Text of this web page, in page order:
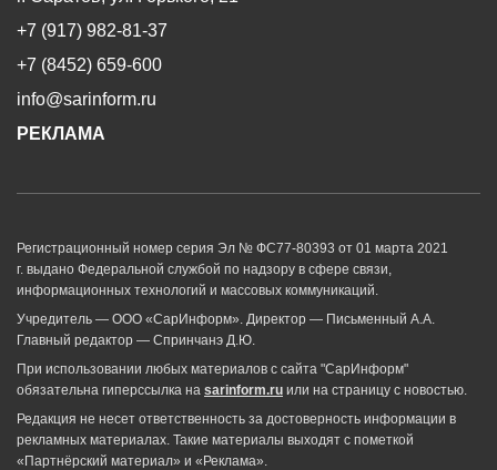
+7 (917) 982-81-37
+7 (8452) 659-600
info@sarinform.ru
РЕКЛАМА
Регистрационный номер серия Эл № ФС77-80393 от 01 марта 2021
г. выдано Федеральной службой по надзору в сфере связи,
информационных технологий и массовых коммуникаций.
Учредитель — ООО «СарИнформ». Директор — Письменный А.А.
Главный редактор — Спринчанэ Д.Ю.
При использовании любых материалов с сайта "СарИнформ"
обязательна гиперссылка на sarinform.ru или на страницу с новостью.
Редакция не несет ответственность за достоверность информации в
рекламных материалах. Такие материалы выходят с пометкой
«Партнёрский материал» и «Реклама».